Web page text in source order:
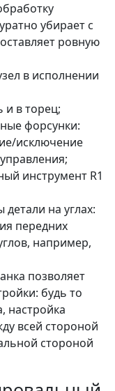
убирает с
ровную
в исполнении
и в торец;
форсунки:
исключение
инструмент R1
детали на углах:
передних
например,
позволяет
будь то
настройка
всей стороной
стороной